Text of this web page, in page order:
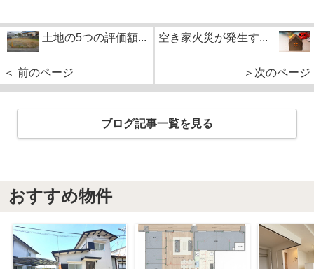
土地の5つの評価額...
＜ 前のページ
空き家火災が発生す...
＞次のページ
ブログ記事一覧を見る
おすすめ物件